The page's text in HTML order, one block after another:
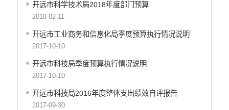
开远市机关事务管理局
云南开远产业园区管理委员会
开远市总工会
开远市妇女联合会
中国共产主义青年团开远市委员会
开远市科学技术协会
开远市归国华侨联合会
开远市科学技术局2018年度部门预算
2018-02-11
开远市工业商务和信息化局季度预算执行情况说明
2017-10-10
开远市科技局季度预算执行情况说明
2017-10-10
开远市科技局2016年度整体支出绩效自评报告
2017-09-30